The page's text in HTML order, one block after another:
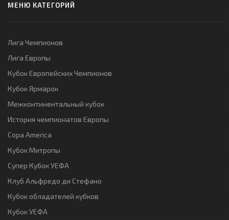
МЕНЮ КАТЕГОРИЙ
Лига Чемпионов
Лига Европы
Кубок Европейских Чемпионов
Кубок Ярмарок
Межконтинентальный кубок
История чемпионатов Европы
Copa America
Кубок Митропы
Супер Кубок УЕФА
Клуб Альфредо ди Стефано
Кубок обладателей кубков
Кубок УЕФА